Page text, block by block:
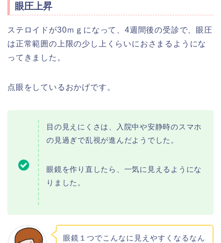
眼圧上昇
ステロイドが30ｍｇになって、4週間後の受診で、眼圧
は正常範囲の上限の少し上くらいにおさまるようにな
ってきました。
点眼をしているおかげです。
目の見えにくさは、入院中や安静時のスマホ
の見過ぎで乱視が進んだようでした。
眼鏡を作り直したら、一気に見えるようにな
りました。
眼鏡１つでこんなに見えやすくなるなん